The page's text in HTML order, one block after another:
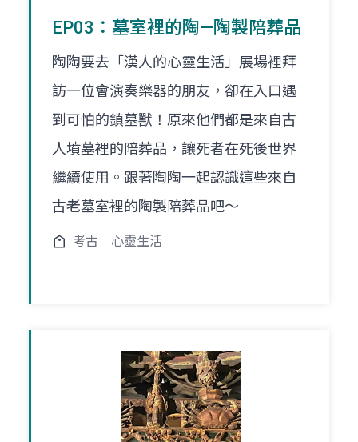
EP03：墓室裡的陶—陶製陪葬品
陶陶要去「漢人的心靈生活」展場裡拜
訪一位會演奏樂器的朋友，卻在入口遇
到可怕的鎮墓獸！原來他們都是來自古
人墳墓裡的陪葬品，讓死者在死後世界
繼續使用。跟著陶陶一起認識這些來自
古老墓室裡的陶製陪葬品吧～
考古 心靈生活